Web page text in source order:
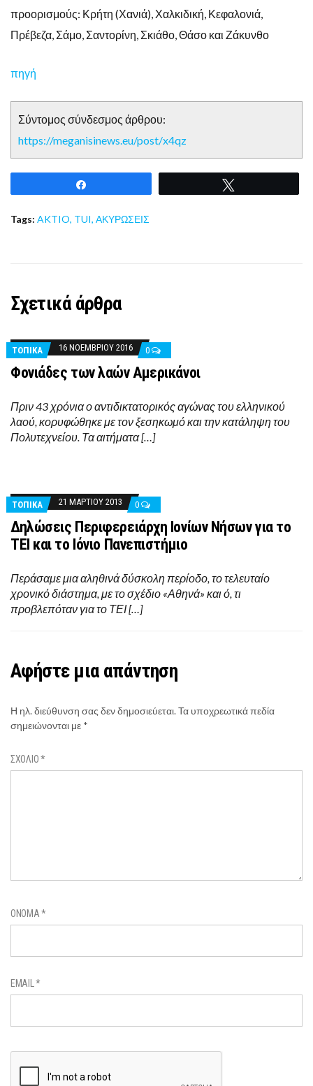
προορισμούς: Κρήτη (Χανιά), Χαλκιδική, Κεφαλονιά,
Πρέβεζα, Σάμο, Σαντορίνη, Σκιάθο, Θάσο και Ζάκυνθο
πηγή
Σύντομος σύνδεσμος άρθρου:
https://meganisinews.eu/post/x4qz
Tags: AKTIO, TUI, ΑΚΥΡΩΣΕΙΣ
Σχετικά άρθρα
ΤΟΠΙΚΑ 16 ΝΟΕΜΒΡΊΟΥ 2016 0
Φονιάδες των λαών Αμερικάνοι
Πριν 43 χρόνια ο αντιδικτατορικός αγώνας του ελληνικού
λαού, κορυφώθηκε με τον ξεσηκωμό και την κατάληψη του
Πολυτεχνείου. Τα αιτήματα […]
ΤΟΠΙΚΑ 21 ΜΑΡΤΊΟΥ 2013 0
Δηλώσεις Περιφερειάρχη Ιονίων Νήσων για το
ΤΕΙ και το Ιόνιο Πανεπιστήμιο
Περάσαμε μια αληθινά δύσκολη περίοδο, το τελευταίο
χρονικό διάστημα, με το σχέδιο «Αθηνά» και ό, τι
προβλεπόταν για το ΤΕΙ […]
Αφήστε μια απάντηση
Η ηλ. διεύθυνση σας δεν δημοσιεύεται.Τα υποχρεωτικά πεδία
σημειώνονται με *
ΣΧΌΛΙΟ*
ΌΝΟΜΑ*
EMAIL*